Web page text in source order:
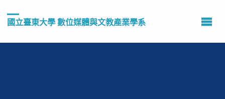
國立臺東大學 數位媒體與文教產業學系